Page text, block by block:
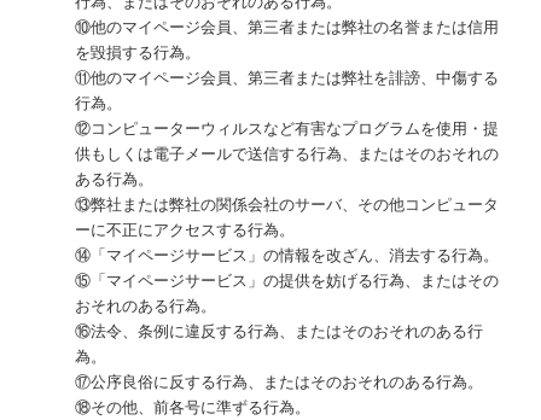
⑩他のマイページ会員、第三者または弊社の名誉または信用
を毀損する行為。
⑪他のマイページ会員、第三者または弊社を誹謗、中傷する
行為。
⑫コンピューターウィルスなど有害なプログラムを使用・提
供もしくは電子メールで送信する行為、またはそのおそれの
ある行為。
⑬弊社または弊社の関係会社のサーバ、その他コンピュータ
ーに不正にアクセスする行為。
⑭「マイページサービス」の情報を改ざん、消去する行為。
⑮「マイページサービス」の提供を妨げる行為、またはその
おそれのある行為。
⑯法令、条例に違反する行為、またはそのおそれのある行
為。
⑰公序良俗に反する行為、またはそのおそれのある行為。
⑱その他、前各号に準ずる行為。